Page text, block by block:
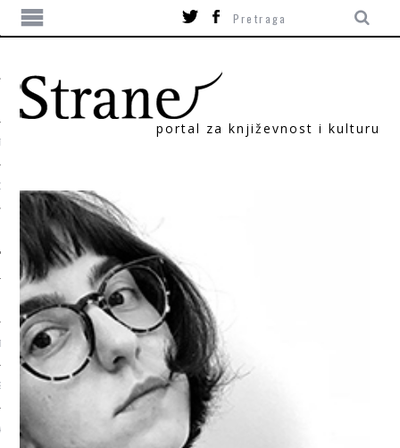
portal za književnost i kulturu